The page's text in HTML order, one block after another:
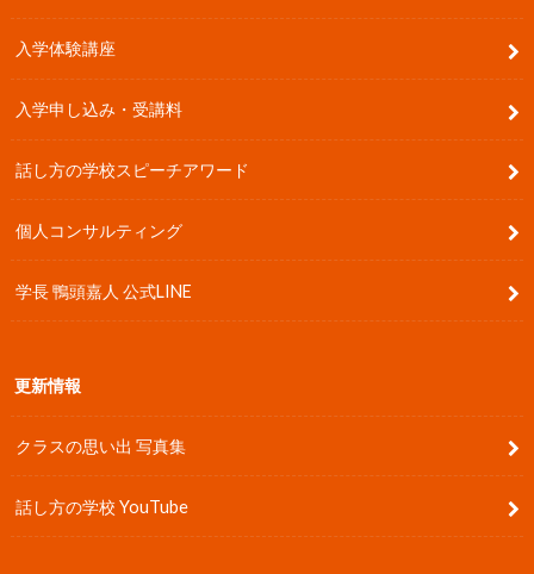
入学体験講座
入学申し込み・受講料
話し方の学校スピーチアワード
個人コンサルティング
学長 鴨頭嘉人 公式LINE
更新情報
クラスの思い出 写真集
話し方の学校 YouTube